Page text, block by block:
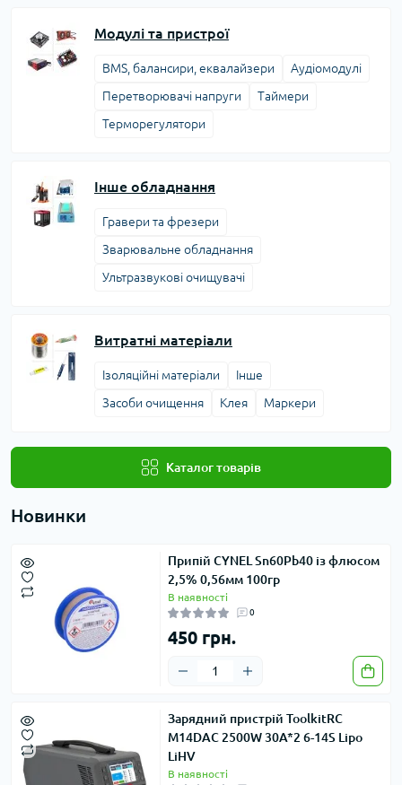
Модулі та пристрої
BMS, балансири, еквалайзери
Аудіомодулі
Перетворювачі напруги
Таймери
Терморегулятори
Інше обладнання
Гравери та фрезери
Зварювальне обладнання
Ультразвукові очищувачі
Витратні матеріали
Ізоляційні матеріали
Інше
Засоби очищення
Клея Маркери
Каталог товарів
Новинки
Припій CYNEL Sn60Pb40 із флюсом
2,5% 0,56мм 100гр
В наявності
0
450 грн.
Зарядний пристрій ToolkitRC
M14DAC 2500W 30A*2 6-14S Lipo
LiHV
В наявності